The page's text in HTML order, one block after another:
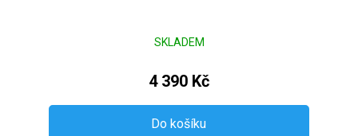
SKLADEM
4 390 Kč
Do košíku